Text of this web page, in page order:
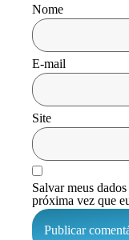
Nome
E-mail
Site
Salvar meus
próxima vez que